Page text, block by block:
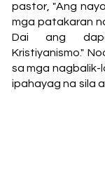
pastor, "Ang
mga patakaran
Dai ang
Kristiyanismo."
sa mga nagbalik-
ipahayag na sila